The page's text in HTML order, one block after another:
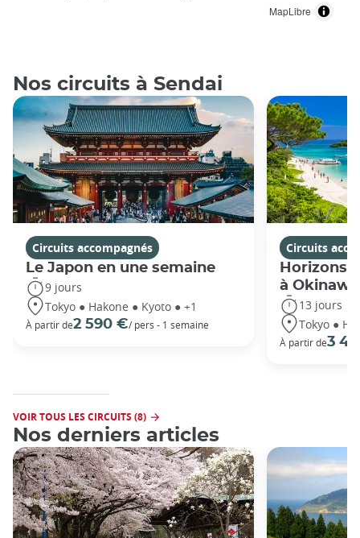
MapLibre
Nos circuits à Sendai
Circuits accompagnés
Le Japon en une semaine
9 jours
Tokyo ● Hakone ● Kyoto ● +1
À partir de2 590 €/ pers - 1 semaine
Circuits
Horizons
à Okinawa
13 jours
Tokyo ●
À partir de3
VOIR TOUS LES CIRCUITS (8)
Nos derniers articles